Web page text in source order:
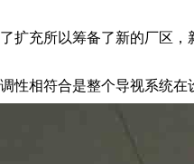
了扩充所以筹备了新的厂区
调性相符合是整个导视系统